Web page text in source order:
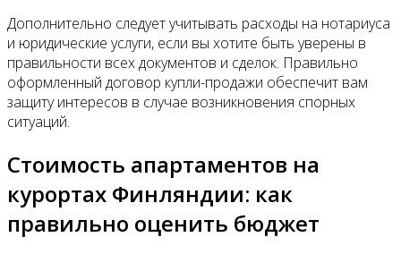
Дополнительно следует учитывать расходы на нотариуса
и юридические услуги, если вы хотите быть уверены в
правильности всех документов и сделок. Правильно
оформленный договор купли-продажи обеспечит вам
защиту интересов в случае возникновения спорных
ситуаций.
Стоимость апартаментов на
курортах Финляндии: как
правильно оценить бюджет